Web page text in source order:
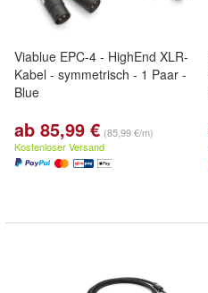
Viablue EPC-4 - HighEnd XLR-
Kabel - symmetrisch - 1 Paar -
Blue
ab 85,99 € (85,99 €/m)
Kostenloser Versand